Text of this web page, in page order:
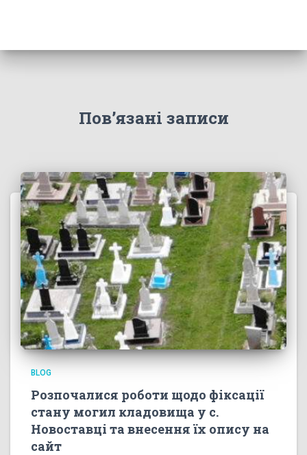
Пов’язані записи
BLOG
Розпочалися роботи щодо фіксації
стану могил кладовища у с.
Новоставці та внесення їх опису на
сайт